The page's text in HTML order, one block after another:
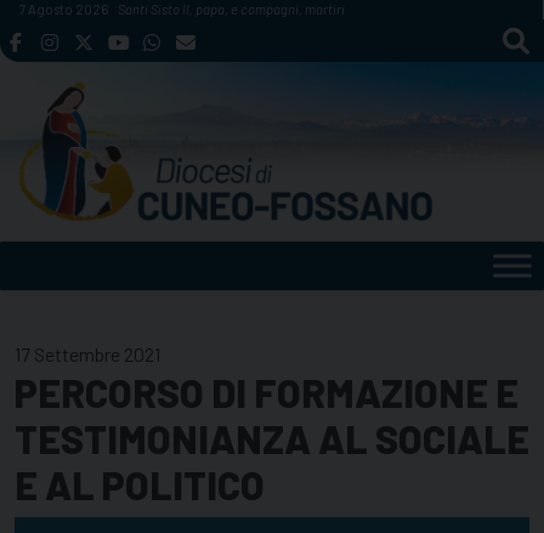
Skip
to
7 Agosto 2026 Santi Sisto II, papa, e compagni, martiri
17 Settembre 2021
PERCORSO DI FORMAZIONE E
TESTIMONIANZA AL SOCIALE
E AL POLITICO